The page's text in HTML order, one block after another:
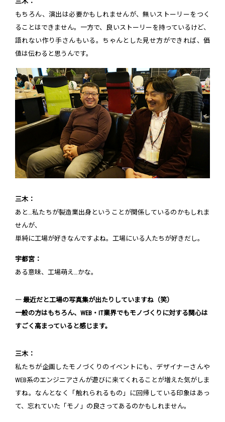
もちろん、演出は必要かもしれませんが、無いストーリーをつく
ることはできません。一方で、良いストーリーを持っているけど、
語れない作り手さんもいる。ちゃんとした見せ方ができれば、価
値は伝わると思うんです。
三木：
あと…私たちが製造業出身ということが関係しているのかもしれま
せんが、
単純に工場が好きなんですよね。工場にいる人たちが好きだし。
宇都宮：
ある意味、工場萌え…かな。
― 最近だと工場の写真集が出たりしていますね（笑）
一般の方はもちろん、WEB・IT業界でもモノづくりに対する関心は
すごく高まっていると感じます。
三木：
私たちが企画したモノづくりのイベントにも、デザイナーさんや
WEB系のエンジニアさんが遊びに来てくれることが増えた気がしま
すね。なんとなく「触れられるもの」に回帰している印象はあっ
て、忘れていた「モノ」の良さってあるのかもしれません。